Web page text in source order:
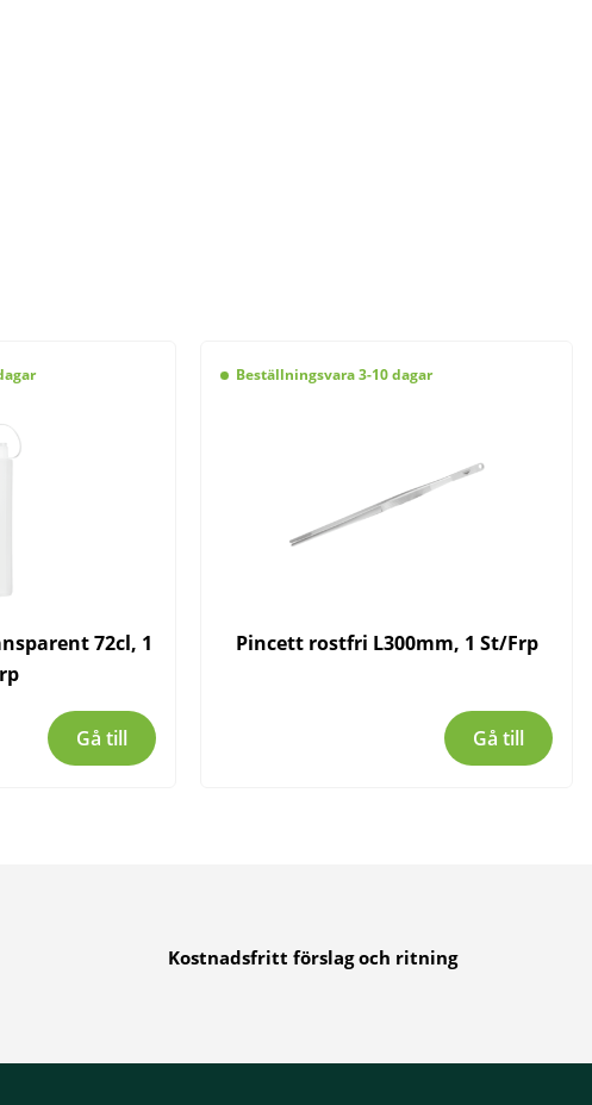
72cl, 1
Gå till
Beställningsvara 3-10 dagar
Pincett rostfri L300mm, 1 St/Frp
Gå till
Kostnadsfritt förslag och ritning